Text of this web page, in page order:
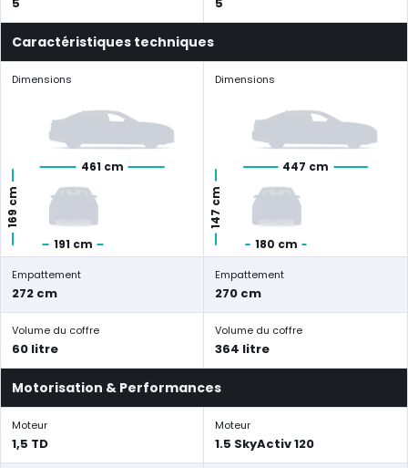
Caractéristiques techniques
Dimensions
461 cm
191 cm
169 cm
Dimensions
447 cm
180 cm
147 cm
Empattement
272 cm
Empattement
270 cm
Volume du coffre
60 litre
Volume du coffre
364 litre
Motorisation & Performances
Moteur
1,5 TD
Moteur
1.5 SkyActiv 120